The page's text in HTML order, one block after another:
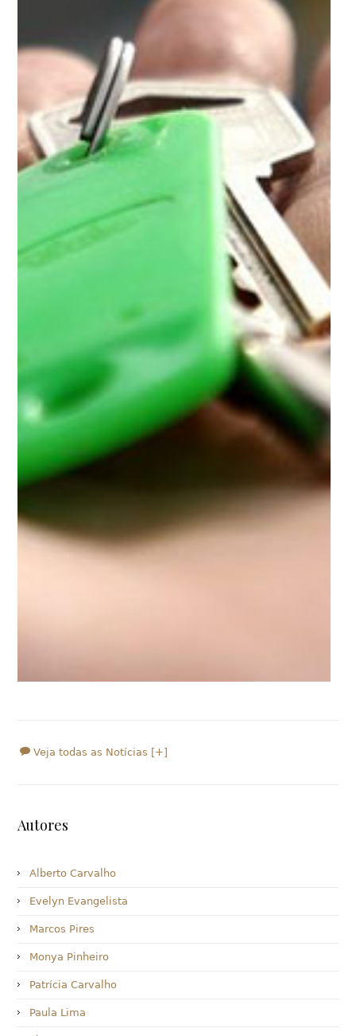
Veja todas as Notícias [+]
Autores
Alberto Carvalho
Evelyn Evangelista
Marcos Pires
Monya Pinheiro
Patrícia Carvalho
Paula Lima